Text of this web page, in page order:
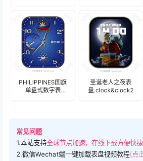
PHILIPPINES国旗
单盘式数字表
圣诞老人之夜表
盘.clock&clock2
常见问题
1.本站支持全球节点加速，在线下载方便快捷
2.微信Wechat端一键加载表盘视频教程(点